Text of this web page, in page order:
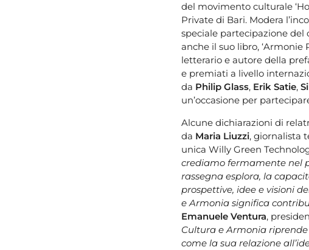
del movimento culturale
Private di Bari. Modera
speciale partecipazione del
anche il suo libro, ‘Armonie
letterario e autore della
e premiati a livello
da Philip Glass, Erik Satie,
un’occasione per
Alcune dichiarazioni di
da Maria Liuzzi, giornalista
unica Willy Green
crediamo fermamente nel
rassegna esplora, la
prospettive, idee e visioni
e Armonia significa
Emanuele Ventura,
Cultura e Armonia
come la sua relazione